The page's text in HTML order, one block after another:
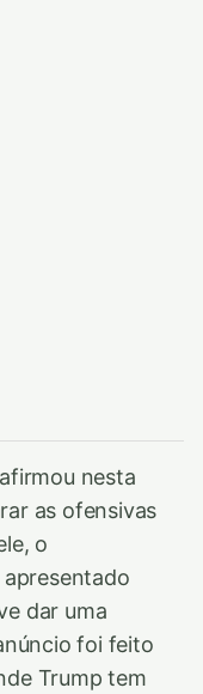
nesta
as ofensivas
o
dar uma
foi feito
Trump tem